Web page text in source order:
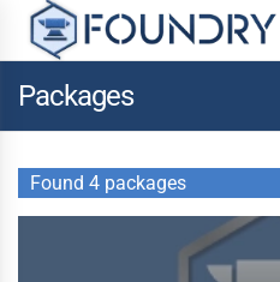
Packages
Found 4 packages